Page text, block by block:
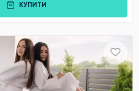
КУПИТИ